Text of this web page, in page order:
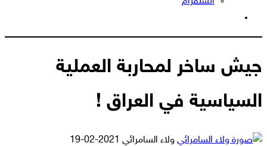
المظلم
جيش ساخر لمحاربة العملية
السياسية في العراق !
ولاء السامرائي أرسل
2021-02-19